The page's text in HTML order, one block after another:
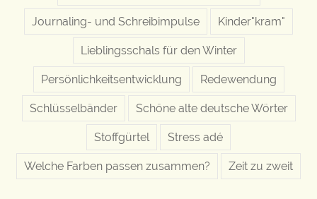
Journaling- und Schreibimpulse Kinder"kram"
Lieblingsschals für den Winter
Persönlichkeitsentwicklung Redewendung
Schlüsselbänder Schöne alte deutsche Wörter
Stoffgürtel Stress adé
Welche Farben passen zusammen? Zeit zu zweit